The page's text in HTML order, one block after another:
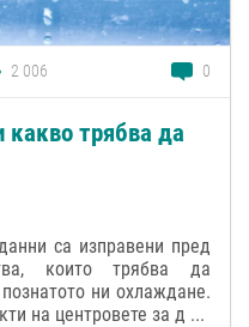
2 006 0
какво трябва да
са изправени пред
които трябва да
ни охлаждане.
на центровете за д ...